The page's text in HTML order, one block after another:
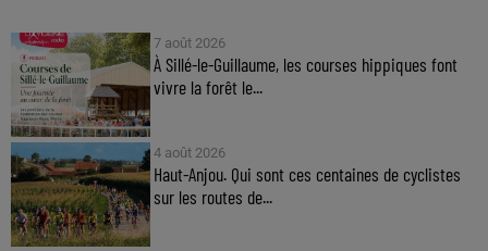
7 août 2026
À Sillé-le-Guillaume, les courses hippiques font
vivre la forêt le...
4 août 2026
Haut-Anjou. Qui sont ces centaines de cyclistes
sur les routes de...